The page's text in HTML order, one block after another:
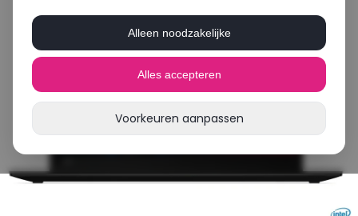
Alleen noodzakelijke
Alles accepteren
Voorkeuren aanpassen